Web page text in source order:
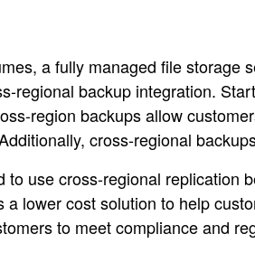
a fully managed file
regional backup integration.
region backups allow
cross-regional
to use cross-regional replication
lower cost solution to help
to meet compliance and